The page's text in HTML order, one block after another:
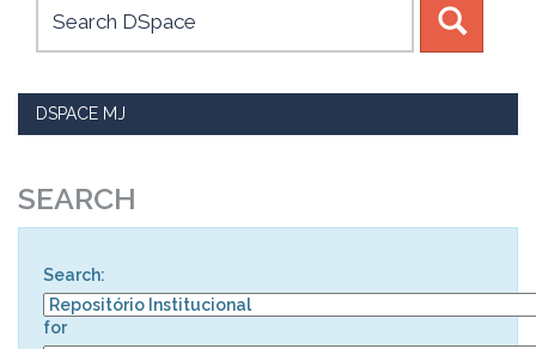
DSPACE MJ
SEARCH
Search:
for